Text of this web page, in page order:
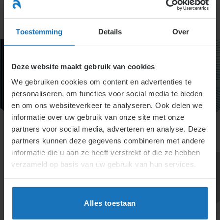
Toestemming Details Over
Deze website maakt gebruik van cookies
We gebruiken cookies om content en advertenties te
personaliseren, om functies voor social media te bieden
en om ons websiteverkeer te analyseren. Ook delen we
informatie over uw gebruik van onze site met onze
partners voor social media, adverteren en analyse. Deze
partners kunnen deze gegevens combineren met andere
informatie die u aan ze heeft verstrekt of die ze hebben
verzameld op basis van uw gebruik van hun services.
Alles toestaan
naar
inhoud
Specialisten informatie